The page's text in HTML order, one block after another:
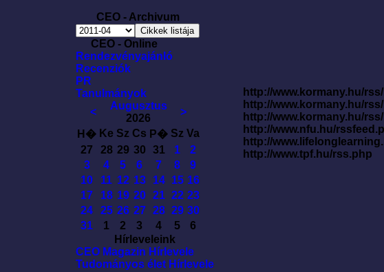
CEO - Archivum
CEO - Online
Rendezvényajánló
Recenziók
PR
Tanulmányok
<
Augusztus
2026
>
H� Ke Sz Cs P� Sz Va
27
28 29 30 31 1
2
3
4 5 6 7 8
9
10
11 12 13 14 15 16
17
18 19 20 21 22 23
24
25 26 27 28 29 30
31
1 2 3 4 5
6
Hírleveleink
CEO Magazin Hírlevele
Tudományos élet Hírlevele
http://www.kormany.hu/
http://www.kormany.hu/
http://www.kormany.hu/
http://www.nfu.hu/
http://
http://www.tpf.hu/rss.php